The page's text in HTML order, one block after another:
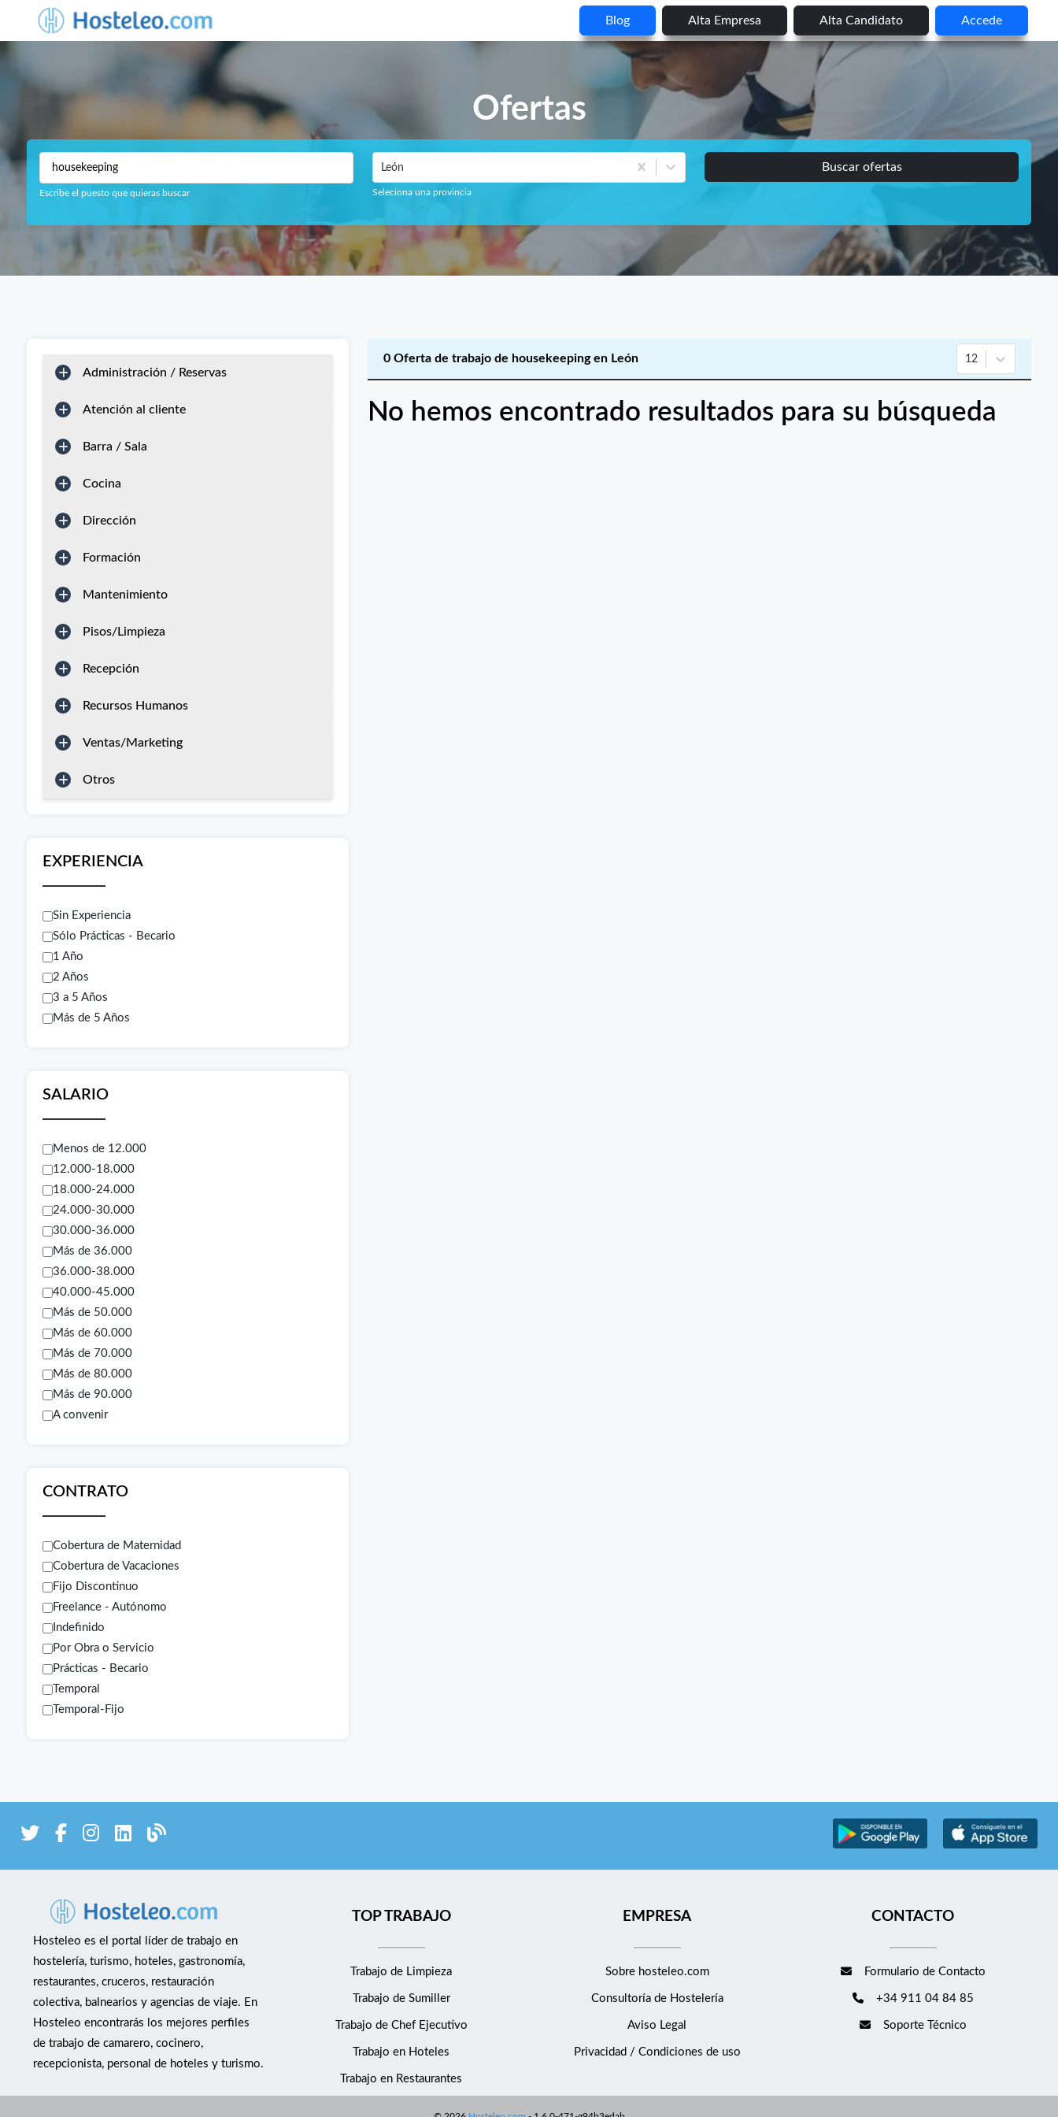
Blog Alta Empresa Alta Candidato Accede
Ofertas
Escribe el puesto que quieras buscar
León
Seleciona una provincia
Buscar ofertas
Administración / Reservas
Atención al cliente
Barra / Sala
Cocina
Dirección
Formación
Mantenimiento
Pisos/Limpieza
Recepción
Recursos Humanos
Ventas/Marketing
Otros
EXPERIENCIA
Sin Experiencia
Sólo Prácticas - Becario
1 Año
2 Años
3 a 5 Años
Más de 5 Años
SALARIO
Menos de 12.000
12.000-18.000
18.000-24.000
24.000-30.000
30.000-36.000
Más de 36.000
36.000-38.000
40.000-45.000
Más de 50.000
Más de 60.000
Más de 70.000
Más de 80.000
Más de 90.000
A convenir
CONTRATO
Cobertura de Maternidad
Cobertura de Vacaciones
Fijo Discontinuo
Freelance - Autónomo
Indefinido
Por Obra o Servicio
Prácticas - Becario
Temporal
Temporal-Fijo
0 Oferta de trabajo de housekeeping en León 12
No hemos encontrado resultados para su búsqueda
Hosteleo es el portal líder de trabajo en
hostelería, turismo, hoteles, gastronomía,
restaurantes, cruceros, restauración
colectiva, balnearios y agencias de viaje. En
Hosteleo encontrarás los mejores perfiles
de trabajo de camarero, cocinero,
recepcionista, personal de hoteles y turismo.
TOP TRABAJO
Trabajo de Limpieza
Trabajo de Sumiller
Trabajo de Chef Ejecutivo
Trabajo en Hoteles
Trabajo en Restaurantes
EMPRESA
Sobre hosteleo.com
Consultoría de Hostelería
Aviso Legal
Privacidad / Condiciones de uso
CONTACTO
Formulario de Contacto
+34 911 04 84 85
Soporte Técnico